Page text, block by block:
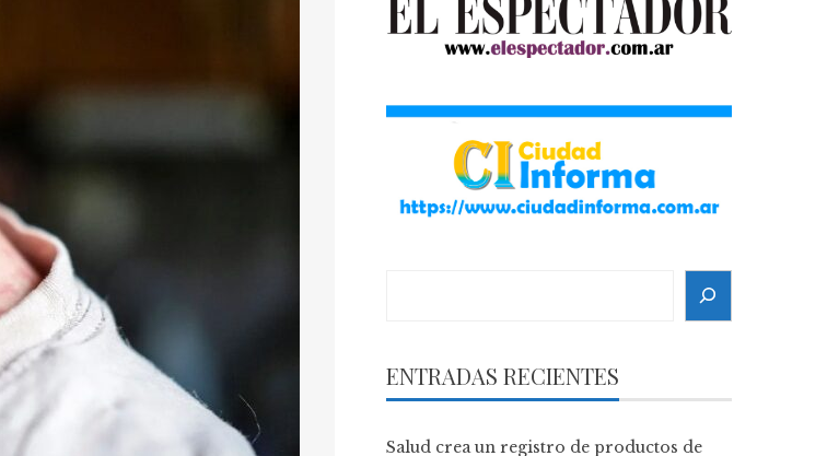
ENTRADAS RECIENTES
Salud crea un registro de productos de